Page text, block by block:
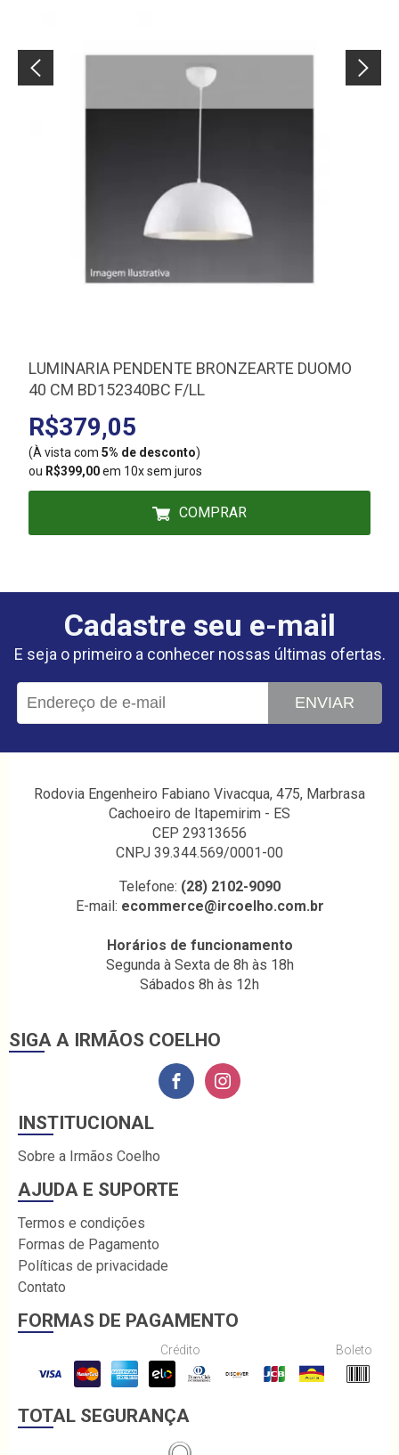
LUMINARIA PENDENTE BRONZEARTE DUOMO
40 CM BD152340BC F/LL
R$379,05
(À vista com 5% de desconto)
ou R$399,00em 10x sem juros
COMPRAR
Cadastre seu e-mail
E seja o primeiro a conhecer nossas últimas ofertas.
ENVIAR
Rodovia Engenheiro Fabiano Vivacqua, 475, Marbrasa
Cachoeiro de Itapemirim - ES
CEP 29313656
CNPJ 39.344.569/0001-00
Telefone: (28) 2102-9090
E-mail: ecommerce@ircoelho.com.br
Horários de funcionamento
Segunda à Sexta de 8h às 18h
Sábados 8h às 12h
SIGA A IRMÃOS COELHO
INSTITUCIONAL
Sobre a Irmãos Coelho
AJUDA E SUPORTE
Termos e condições
Formas de Pagamento
Políticas de privacidade
Contato
FORMAS DE PAGAMENTO
Crédito Boleto
TOTAL SEGURANÇA